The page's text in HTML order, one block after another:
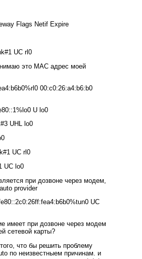
Flags Netif Expire
UC rl0
это MAC адрес моей
00:c0:26:a4:b6:b0
U lo0
UHL lo0
UC rl0
UC lo0
при дозвоне через модем,
provider
UC
имеет при дозвоне через модем
сетевой карты?
что бы решить проблему
по неизвестныем причинам. и